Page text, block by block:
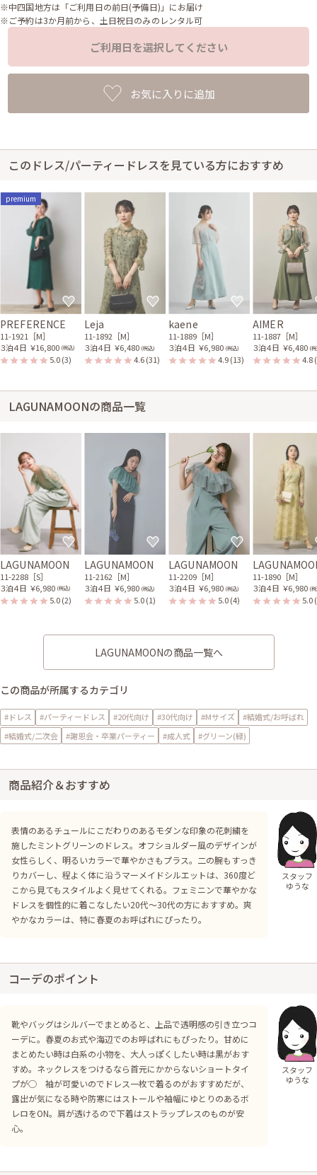
※中四国地方は「ご利用日の前日(予備日)」にお届け
※ご予約は3か月前から、土日祝日のみのレンタル可
ご利用日を選択してください
お気に入りに追加
このドレス/パーティードレスを見ている方におすすめ
premium
PREFERENCE
11-1921［M］
３泊４日 ￥16,800 (税込)
5.0(3)
Leja
11-1892［M］
３泊４日 ￥6,480 (税込)
4.6(31)
kaene
11-1889［M］
３泊４日 ￥6,980 (税込)
4.9(13)
AIMER
11-1887［M］
３泊４日 ￥6,480 (
4.8
LAGUNAMOONの商品一覧
LAGUNAMOON
11-2288［S］
３泊４日 ￥6,980 (税込)
5.0(2)
LAGUNAMOON
11-2162［M］
３泊４日 ￥6,980 (税込)
5.0(1)
LAGUNAMOON
11-2209［M］
３泊４日 ￥6,980 (税込)
5.0(4)
11-1890［M］
３泊４日 ￥6,980 (
5.0
LAGUNAMOONの商品一覧へ
この商品が所属するカテゴリ
#ドレス #パーティードレス #20代向け #30代向け #Mサイズ
#結婚式/お呼ばれ
#結婚式/二次会
#謝恩会・卒業パーティー #成人式 #グリーン(緑)
商品紹介＆おすすめ
表情のあるチュールにこだわりのあるモダンな印象の花刺繍を
施したミントグリーンのドレス。オフショルダー風のデザインが
女性らしく、明るいカラーで華やかさもプラス。二の腕もすっき
りカバーし、程よく体に沿うマーメイドシルエットは、360度ど
こから見てもスタイルよく見せてくれる。フェミニンで華やかな
ドレスを個性的に着こなしたい20代〜30代の方におすすめ。爽
やかなカラーは、特に春夏のお呼ばれにぴったり。
スタッフ
ゆうな
コーデのポイント
靴やバッグはシルバーでまとめると、上品で透明感の引き立つコ
ーデに。春夏のお式や海辺でのお呼ばれにもぴったり。甘めに
まとめたい時は白系の小物を、大人っぽくしたい時は黒がおす
すめ。ネックレスをつけるなら首元にかからないショートタイ
プが◯ 袖が可愛いのでドレス一枚で着るのがおすすめだが、
露出が気になる時や防寒にはストールや袖幅にゆとりのあるボ
レロをON。肩が透けるので下着はストラップレスのものが安
心。
スタッフ
ゆうな